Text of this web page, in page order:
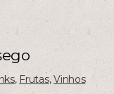
, Frutas,Vinhos